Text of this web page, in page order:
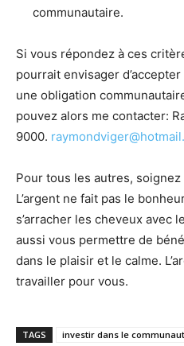
communautaire.
Si vous répondez à ces
pourrait envisager
une obligation
pouvez alors me contacter:
9000.
Pour tous les autres,
L’argent ne fait pas le
s’arracher les cheveux avec
aussi vous permettre de
dans le plaisir et le calme.
travailler pour vous.
TAGS investir dans le